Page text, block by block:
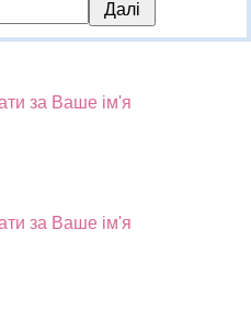
за Ваше ім'я
за Ваше ім'я